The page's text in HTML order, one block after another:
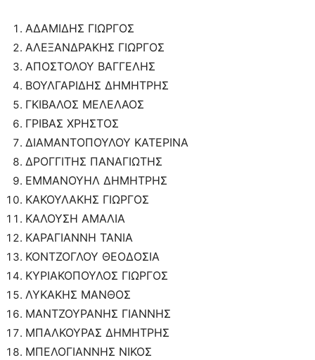
ΑΔΑΜΙΔΗΣ ΓΙΩΡΓΟΣ
ΑΛΕΞΑΝΔΡΑΚΗΣ ΓΙΩΡΓΟΣ
ΑΠΟΣΤΟΛΟΥ ΒΑΓΓΕΛΗΣ
ΒΟΥΛΓΑΡΙΔΗΣ ΔΗΜΗΤΡΗΣ
ΓΚΙΒΑΛΟΣ ΜΕΛΕΛΑΟΣ
ΓΡΙΒΑΣ ΧΡΗΣΤΟΣ
ΔΙΑΜΑΝΤΟΠΟΥΛΟΥ ΚΑΤΕΡΙΝΑ
ΔΡΟΓΓΙΤΗΣ ΠΑΝΑΓΙΩΤΗΣ
ΕΜΜΑΝΟΥΗΛ ΔΗΜΗΤΡΗΣ
ΚΑΚΟΥΛΑΚΗΣ ΓΙΩΡΓΟΣ
ΚΑΛΟΥΣΗ ΑΜΑΛΙΑ
ΚΑΡΑΓΙΑΝΝΗ ΤΑΝΙΑ
ΚΟΝΤΖΟΓΛΟΥ ΘΕΟΔΟΣΙΑ
ΚΥΡΙΑΚΟΠΟΥΛΟΣ ΓΙΩΡΓΟΣ
ΛΥΚΑΚΗΣ ΜΑΝΘΟΣ
ΜΑΝΤΖΟΥΡΑΝΗΣ ΓΙΑΝΝΗΣ
ΜΠΑΛΚΟΥΡΑΣ ΔΗΜΗΤΡΗΣ
ΜΠΕΛΟΓΙΑΝΝΗΣ ΝΙΚΟΣ